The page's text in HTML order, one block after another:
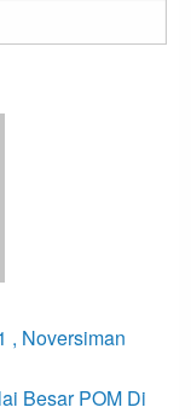
, Noversiman
Besar POM Di